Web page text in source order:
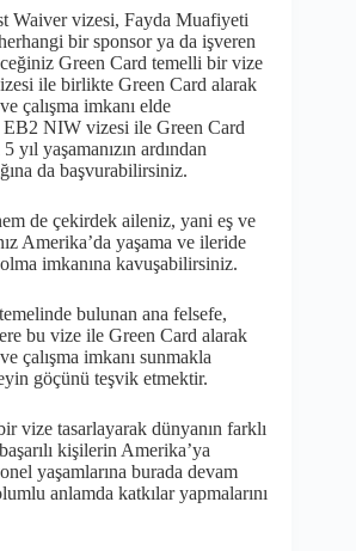
Waiver vizesi, Fayda Muafiyeti
bir sponsor ya da işveren
Green Card temelli bir vize
ile birlikte Green Card alarak
çalışma imkanı elde
EB2 NIW vizesi ile Green Card
yıl yaşamanızın ardından
da başvurabilirsiniz.
de çekirdek aileniz, yani eş ve
Amerika’da yaşama ve ileride
imkanına kavuşabilirsiniz.
bulunan ana felsefe,
bu vize ile Green Card alarak
çalışma imkanı sunmakla
göçünü teşvik etmektir.
vize tasarlayarak dünyanın farklı
kişilerin Amerika’ya
yaşamlarına burada devam
anlamda katkılar yapmalarını